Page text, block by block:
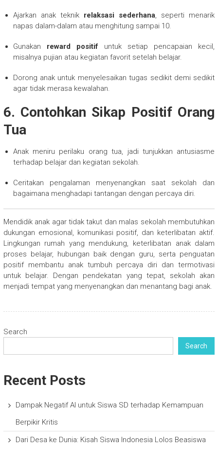
Ajarkan anak teknik relaksasi sederhana, seperti menarik
napas dalam-dalam atau menghitung sampai 10.
Gunakan reward positif untuk setiap pencapaian kecil,
misalnya pujian atau kegiatan favorit setelah belajar.
Dorong anak untuk menyelesaikan tugas sedikit demi sedikit
agar tidak merasa kewalahan.
6. Contohkan Sikap Positif Orang
Tua
Anak meniru perilaku orang tua, jadi tunjukkan antusiasme
terhadap belajar dan kegiatan sekolah.
Ceritakan pengalaman menyenangkan saat sekolah dan
bagaimana menghadapi tantangan dengan percaya diri.
Mendidik anak agar tidak takut dan malas sekolah membutuhkan
dukungan emosional, komunikasi positif, dan keterlibatan aktif.
Lingkungan rumah yang mendukung, keterlibatan anak dalam
proses belajar, hubungan baik dengan guru, serta penguatan
positif membantu anak tumbuh percaya diri dan termotivasi
untuk belajar. Dengan pendekatan yang tepat, sekolah akan
menjadi tempat yang menyenangkan dan menantang bagi anak.
Search
Search
Recent Posts
Dampak Negatif AI untuk Siswa SD terhadap Kemampuan
Berpikir Kritis
Dari Desa ke Dunia: Kisah Siswa Indonesia Lolos Beasiswa